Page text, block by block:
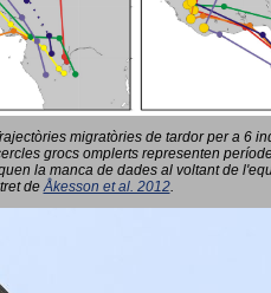
migratòries de tardor per a 6
grocs omplerts representen
la manca de dades al voltant de
deÅkesson et al. 2012.